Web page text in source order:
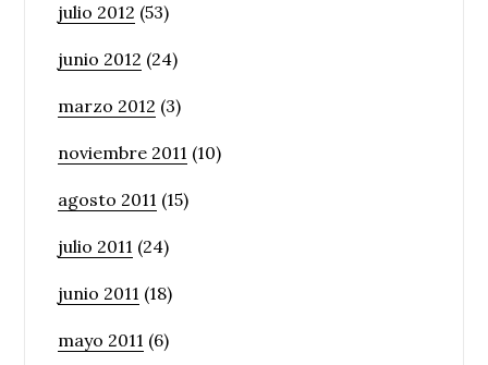
julio 2012 (53)
junio 2012 (24)
marzo 2012 (3)
noviembre 2011 (10)
agosto 2011 (15)
julio 2011 (24)
junio 2011 (18)
mayo 2011 (6)